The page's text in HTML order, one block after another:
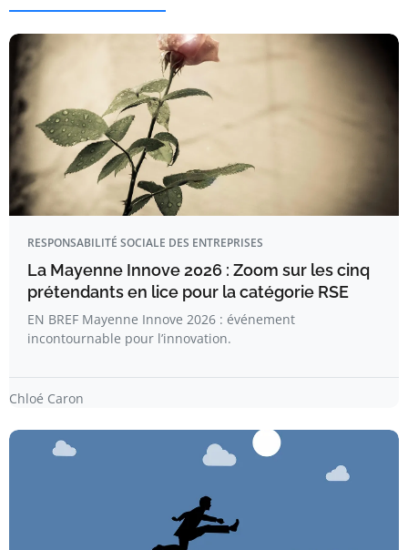
RESPONSABILITÉ SOCIALE DES ENTREPRISES
La Mayenne Innove 2026 : Zoom sur les cinq
prétendants en lice pour la catégorie RSE
EN BREF Mayenne Innove 2026 : événement
incontournable pour l’innovation.
Chloé Caron